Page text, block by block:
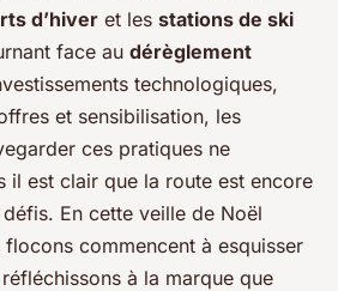
d’hiver et les stations de ski
face au dérèglement
technologiques,
et sensibilisation, les
ces pratiques ne
il est clair que la route est encore
En cette veille de Noël
commencent à esquisser
à la marque que